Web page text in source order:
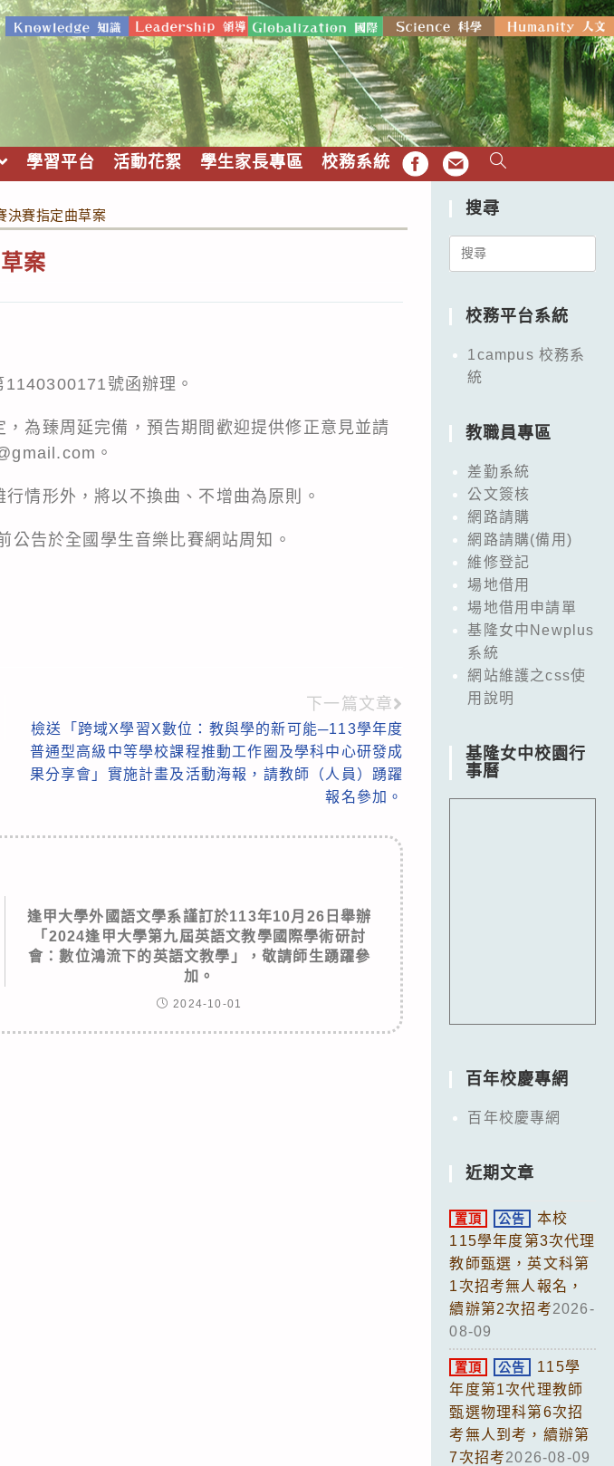
學習平台 活動花絮 學生家長專區 校務系統 FB EMAIL
決賽指定曲草案
案
號函辦理。
為臻周延完備，預告期間歡迎提供修正意見並請
。
情形外，將以不換曲、不增曲為原則。
公告於全國學生音樂比賽網站周知。
下一篇文章
檢送「跨域X學習X數位：教與學的新可能─113學年度
普通型高級中等學校課程推動工作圈及學科中心研發成
果分享會」實施計畫及活動海報，請教師（人員）踴躍
報名參加。
逢甲大學外國語文學系謹訂於113年10月26日舉辦
「2024逢甲大學第九屆英語文教學國際學術研討
會：數位鴻流下的英語文教學」，敬請師生踴躍參
加。
2024-10-01
搜尋
Search
校務平台系統
1campus 校務系
統
教職員專區
差勤系統
公文簽核
網路請購
網路請購(備用)
維修登記
場地借用
場地借用申請單
基隆女中Newplus
系統
網站維護之css使
用說明
基隆女中校園行
事曆
百年校慶專網
百年校慶專網
近期文章
置頂 公告
本校
115學年度第3次代理
教師甄選，英文科第
1次招考無人報名，
續辦第2次招考2026-
08-09
置頂 公告
115學
年度第1次代理教師
甄選物理科第6次招
考無人到考，續辦第
7次招考2026-08-09